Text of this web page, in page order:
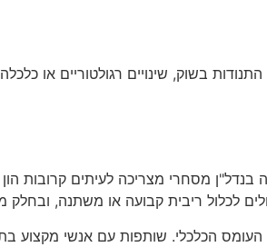
בשוק, שינויים רגולטוריים או כלכלה
מסחרי מצריכה לעיתים קרובות הון
לכלול ריבית קבועה או משתנה,
הכלכלי. שותפות עם אנשי מקצוע